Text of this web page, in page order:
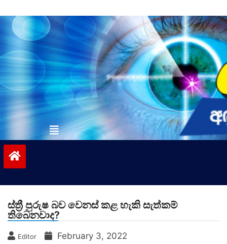
to
contentvinivida.lk
ස්ත්‍රී පුරුෂ බව වෙනස් කළ හැකි සැත්කම්
තිබෙනවාද?
Editor February 3, 2022